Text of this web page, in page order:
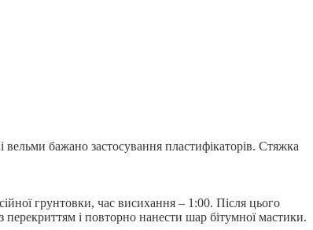
бажано застосування пластифікаторів. Стяжка
грунтовки, час висихання – 1:00. Після цього
і повторно нанести шар бітумної мастики.